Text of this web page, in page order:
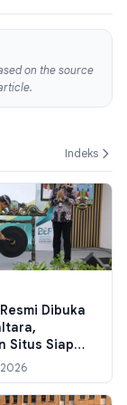
on the source
Indeks
Dibuka
Situs Siap
Jaga
Ketahanan